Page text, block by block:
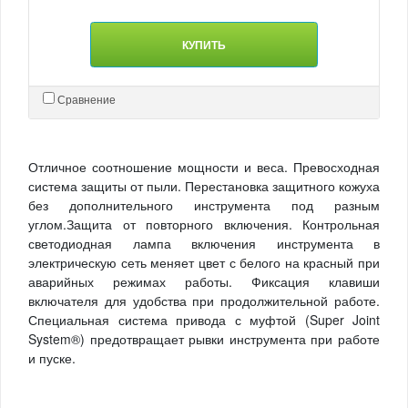
КУПИТЬ
Сравнение
Отличное соотношение мощности и веса. Превосходная
система защиты от пыли. Перестановка защитного кожуха
без дополнительного инструмента под разным
углом.Защита от повторного включения. Контрольная
светодиодная лампа включения инструмента в
электрическую сеть меняет цвет с белого на красный при
аварийных режимах работы. Фиксация клавиши
включателя для удобства при продолжительной работе.
Специальная система привода с муфтой (Super Joint
System®) предотвращает рывки инструмента при работе
и пуске.